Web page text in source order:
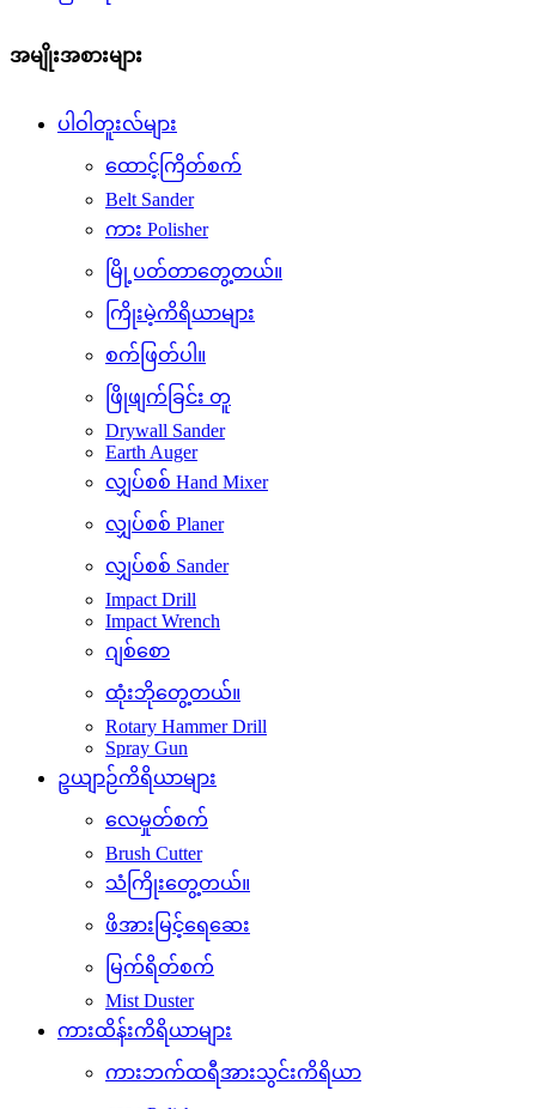
အမျိုးအစားများ
ပါဝါတူးလ်များ
ထောင့်ကြိတ်စက်
Belt Sander
ကား Polisher
မြို့ပတ်တာတွေ့တယ်။
ကြိုးမဲ့ကိရိယာများ
စက်ဖြတ်ပါ။
ဖြိုဖျက်ခြင်း တူ
Drywall Sander
Earth Auger
လျှပ်စစ် Hand Mixer
လျှပ်စစ် Planer
လျှပ်စစ် Sander
Impact Drill
Impact Wrench
ဂျစ်စော
ထုံးဘိုတွေ့တယ်။
Rotary Hammer Drill
Spray Gun
ဥယျာဉ်ကိရိယာများ
လေမှုတ်စက်
Brush Cutter
သံကြိုးတွေ့တယ်။
ဖိအားမြင့်ရေဆေး
မြက်ရိတ်စက်
Mist Duster
ကားထိန်းကိရိယာများ
ကားဘက်ထရီအားသွင်းကိရိယာ